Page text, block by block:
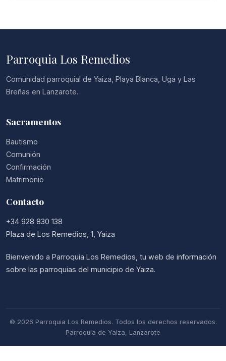
Parroquia Los Remedios
Comunidad parroquial de Yaiza, Playa Blanca, Uga y Las
Breñas en Lanzarote.
Sacramentos
Bautismo
Comunión
Confirmación
Matrimonio
Contacto
+34 928 830 138
Plaza de Los Remedios, 1, Yaiza
Bienvenido a Parroquia Los Remedios, tu web de información
sobre las parroquias del municipio de Yaiza.
© 2026 Parroquia Los Remedios. Todos los derechos reservados.
Parroquia de Yaiza, Lanzarote